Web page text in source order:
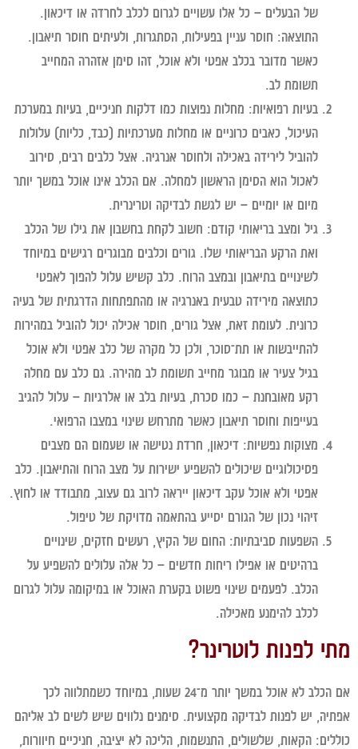
של הבעלים – כל אלו עשויים לגרום לכלב לחרדה או דיכאון.
התוצאה: חוסר עניין בפעילות, הסתגרות, ולעיתים חוסר תיאבון.
כאשר מדובר בכלב אפטי ולא אוכל, זהו סימן אזהרה המחייב
תשומת לב.
בעיות רפואיות:מחלות נפוצות כמו דלקות חניכיים, בעיות במערכת
העיכול, כאבים כרוניים או מחלות מערכתיות (כבד, כליות) עלולות
להוביל לירידה באכילה ולחוסר אנרגיה. אצל כלבים רבים, סירוב
לאכול הוא הסימן הראשון למחלה. אם הכלב אינו אוכל במשך יותר
מיום או יומיים – יש לגשת לבדיקה וטרינרית.
גיל ומצב בריאותי קודם:חשוב לקחת בחשבון את גילו של הכלב
ואת הרקע הבריאותי שלו. גורים וכלבים מבוגרים רגישים במיוחד
לשינויים בתיאבון ובמצב הרוח. כלב קשיש עלול להפוך לאפטי
כתוצאה מירידה טבעית באנרגיה או מהתפתחות הדרגתית של בעיה
כרונית. לעומת זאת, אצל גורים, חוסר אכילה יכול להוביל במהירות
להתייבשות או תת־סוכר, ולכן כל מקרה של כלב אפטי ולא אוכל
בגיל צעיר או מבוגר מחייב תשומת לב מהירה. גם כלב עם מחלה
רקע מאובחנת – כמו סכרת, בעיות בלב או אלרגיות – עלול להגיב
בעייפות וחוסר תיאבון כאשר מתרחש שינוי במצבו הרפואי.
מצוקות נפשיות:דיכאון, חרדת נטישה או שעמום הם מצבים
פסיכולוגיים שיכולים להשפיע ישירות על מצב הרוח והתיאבון.כלב
אפטי ולא אוכל עקב דיכאון ייראה לרוב גם עצוב, מתבודד או לחוץ.
זיהוי נכון של הגורם יסייע בהתאמה מדויקת של טיפול.
השפעות סביבתיות:החום של הקיץ, רעשים חזקים, שינויים
ברהיטים או אפילו ריחות חדשים – כל אלה עלולים להשפיע על
הכלב. לפעמים שינוי פשוט בקערת האוכל או במיקומה עלול לגרום
לכלב להימנע מאכילה.
לפנות לוטרינר?
אם הכלב לא אוכל במשך יותר מ־24 שעות, במיוחד כשמתלווה לכך
יש לפנות לבדיקה מקצועית. סימנים נלווים שיש לשים לב אליהם
הקאות, שלשולים, התנשמות, הליכה לא יציבה, חניכיים חיוורות,